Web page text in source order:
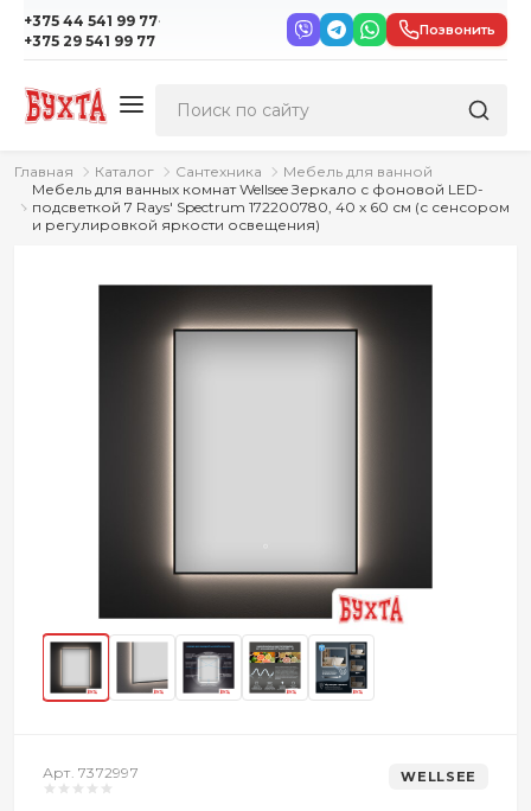
+375 44 541 99 77·
+375 29 541 99 77
Позвонить
Главная Каталог Сантехника
Мебель для ванной
Мебель для ванных комнат Wellsee Зеркало с фоновой LED-
подсветкой 7 Rays' Spectrum 172200780, 40 х 60 см (с сенсором
и регулировкой яркости освещения)
Арт. 7372997 WELLSEE